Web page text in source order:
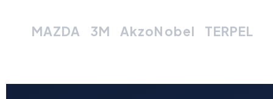
MAZDA 3M AkzoNobel TERPEL